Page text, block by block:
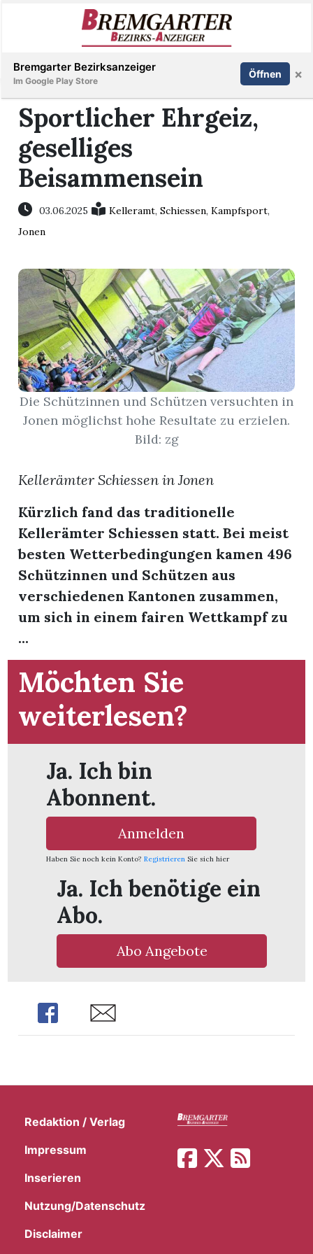
Immobilien
Veranstaltungen
Stellen
Paper
Newsletter
App
Inserieren Abonnieren Anmelden
Sportlicher Ehrgeiz,
geselliges
Beisammensein
03.06.2025 Kelleramt,Schiessen,Kampfsport,
Jonen
Die Schützinnen und Schützen versuchten in
Jonen möglichst hohe Resultate zu erzielen.
Bild: zg
Kellerämter Schiessen in Jonen
Kürzlich fand das traditionelle
Kellerämter Schiessen statt. Bei meist
besten Wetterbedingungen kamen 496
Schützinnen und Schützen aus
verschiedenen Kantonen zusammen,
um sich in einem fairen Wettkampf zu
...
Möchten Sie
weiterlesen?
Ja. Ich bin
Abonnent.
Anmelden
Haben Sie noch kein Konto? Registrieren Sie sich hier
Ja. Ich benötige ein
Abo.
Abo Angebote
Share Share
Redaktion / Verlag
Impressum
Inserieren
Nutzung/Datenschutz
Disclaimer
Bremgarter Bezirksanzeiger
Im Google Play Store
Öffnen ×